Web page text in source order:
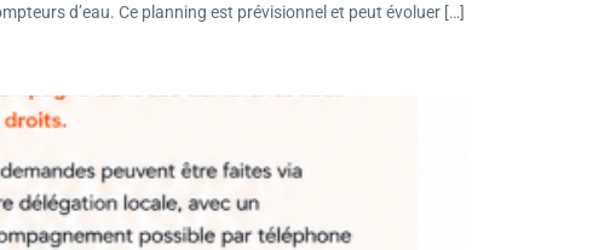
d’eau. Ce planning est prévisionnel et peut évoluer […]